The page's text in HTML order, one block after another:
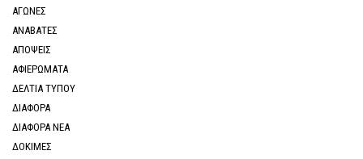
ΑΓΩΝΕΣ
ΑΝΑΒΑΤΕΣ
ΑΠΟΨΕΙΣ
ΑΦΙΕΡΩΜΑΤΑ
ΔΕΛΤΙΑ ΤΥΠΟΥ
ΔΙΑΦΟΡΑ
ΔΙΑΦΟΡΑ ΝΕΑ
ΔΟΚΙΜΕΣ